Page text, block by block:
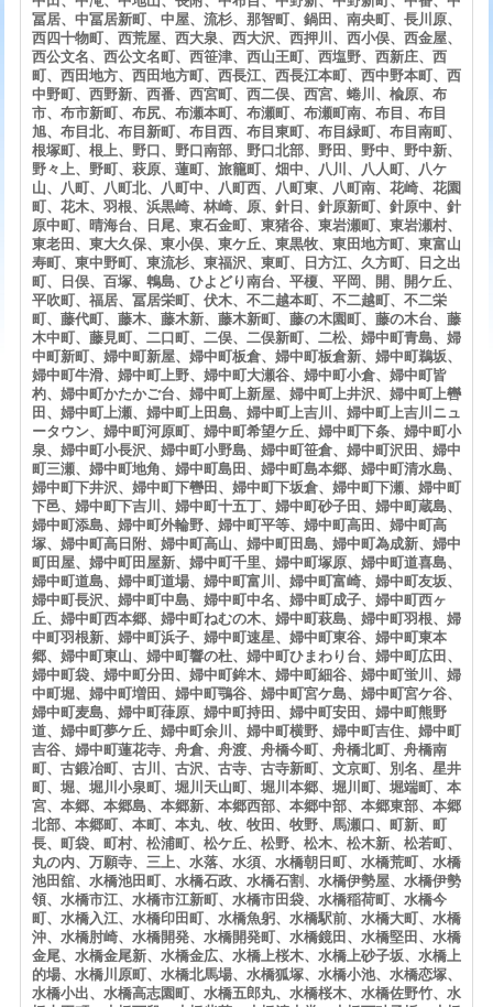
冨居、中冨居新町、中屋、流杉、那智町、鍋田、南央町、長川原、
西四十物町、西荒屋、西大泉、西大沢、西押川、西小俣、西金屋、
西公文名、西公文名町、西笹津、西山王町、西塩野、西新庄、西
町、西田地方、西田地方町、西長江、西長江本町、西中野本町、西
中野町、西野新、西番、西宮町、西二俣、西宮、蜷川、楡原、布
市、布市新町、布尻、布瀬本町、布瀬町、布瀬町南、布目、布目
旭、布目北、布目新町、布目西、布目東町、布目緑町、布目南町、
根塚町、根上、野口、野口南部、野口北部、野田、野中、野中新、
野々上、野町、萩原、蓮町、旅籠町、畑中、八川、八人町、八ケ
山、八町、八町北、八町中、八町西、八町東、八町南、花崎、花園
町、花木、羽根、浜黒崎、林崎、原、針日、針原新町、針原中、針
原中町、晴海台、日尾、東石金町、東猪谷、東岩瀬町、東岩瀬村、
東老田、東大久保、東小俣、東ケ丘、東黒牧、東田地方町、東富山
寿町、東中野町、東流杉、東福沢、東町、日方江、久方町、日之出
町、日俣、百塚、鵯島、ひよどり南台、平榎、平岡、開、開ケ丘、
平吹町、福居、冨居栄町、伏木、不二越本町、不二越町、不二栄
町、藤代町、藤木、藤木新、藤木新町、藤の木園町、藤の木台、藤
木中町、藤見町、二口町、二俣、二俣新町、二松、婦中町青島、婦
中町新町、婦中町新屋、婦中町板倉、婦中町板倉新、婦中町鵜坂、
婦中町牛滑、婦中町上野、婦中町大瀬谷、婦中町小倉、婦中町皆
杓、婦中町かたかご台、婦中町上新屋、婦中町上井沢、婦中町上轡
田、婦中町上瀬、婦中町上田島、婦中町上吉川、婦中町上吉川ニュ
ータウン、婦中町河原町、婦中町希望ケ丘、婦中町下条、婦中町小
泉、婦中町小長沢、婦中町小野島、婦中町笹倉、婦中町沢田、婦中
町三瀬、婦中町地角、婦中町島田、婦中町島本郷、婦中町清水島、
婦中町下井沢、婦中町下轡田、婦中町下坂倉、婦中町下瀬、婦中町
下邑、婦中町下吉川、婦中町十五丁、婦中町砂子田、婦中町蔵島、
婦中町添島、婦中町外輪野、婦中町平等、婦中町高田、婦中町高
塚、婦中町高日附、婦中町高山、婦中町田島、婦中町為成新、婦中
町田屋、婦中町田屋新、婦中町千里、婦中町塚原、婦中町道喜島、
婦中町道島、婦中町道場、婦中町富川、婦中町富崎、婦中町友坂、
婦中町長沢、婦中町中島、婦中町中名、婦中町成子、婦中町西ヶ
丘、婦中町西本郷、婦中町ねむの木、婦中町萩島、婦中町羽根、婦
中町羽根新、婦中町浜子、婦中町速星、婦中町東谷、婦中町東本
郷、婦中町東山、婦中町響の杜、婦中町ひまわり台、婦中町広田、
婦中町袋、婦中町分田、婦中町鉾木、婦中町細谷、婦中町蛍川、婦
中町堀、婦中町増田、婦中町鶚谷、婦中町宮ケ島、婦中町宮ケ谷、
婦中町麦島、婦中町葎原、婦中町持田、婦中町安田、婦中町熊野
道、婦中町夢ケ丘、婦中町余川、婦中町横野、婦中町吉住、婦中町
吉谷、婦中町蓮花寺、舟倉、舟渡、舟橋今町、舟橋北町、舟橋南
町、古鍛冶町、古川、古沢、古寺、古寺新町、文京町、別名、星井
町、堀、堀川小泉町、堀川天山町、堀川本郷、堀川町、堀端町、本
宮、本郷、本郷島、本郷新、本郷西部、本郷中部、本郷東部、本郷
北部、本郷町、本町、本丸、牧、牧田、牧野、馬瀬口、町新、町
長、町袋、町村、松浦町、松ケ丘、松野、松木、松木新、松若町、
丸の内、万願寺、三上、水落、水須、水橋朝日町、水橋荒町、水橋
池田舘、水橋池田町、水橋石政、水橋石割、水橋伊勢屋、水橋伊勢
領、水橋市江、水橋市江新町、水橋市田袋、水橋稲荷町、水橋今
町、水橋入江、水橋印田町、水橋魚躬、水橋駅前、水橋大町、水橋
沖、水橋肘崎、水橋開発、水橋開発町、水橋鏡田、水橋堅田、水橋
金尾、水橋金尾新、水橋金広、水橋上桜木、水橋上砂子坂、水橋上
的場、水橋川原町、水橋北馬場、水橋狐塚、水橋小池、水橋恋塚、
水橋小出、水橋高志園町、水橋五郎丸、水橋桜木、水橋佐野竹、水